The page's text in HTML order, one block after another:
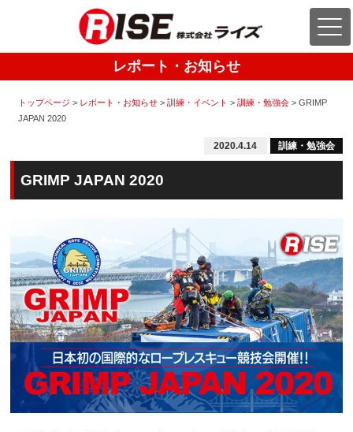
レポート・お知らせ
トップページ > レポート・お知らせ >訓練・イベント >訓練・勉強会 >GRIMP
JAPAN 2020
2020.4.14 訓練・勉強会
GRIMP JAPAN 2020